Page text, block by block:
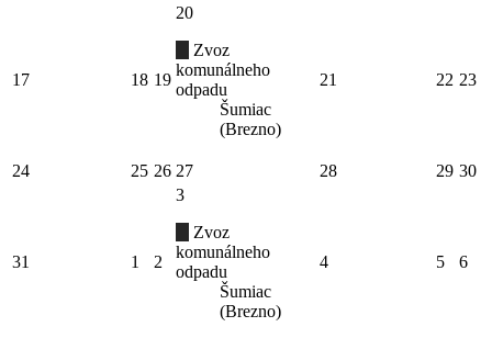
17 18 19
20
Zvoz
komunálneho
odpadu
Šumiac
(Brezno)
21 22 23
24 25 26 27 28 29 30
31 1 2
3
Zvoz
komunálneho
odpadu
Šumiac
(Brezno)
4 5 6